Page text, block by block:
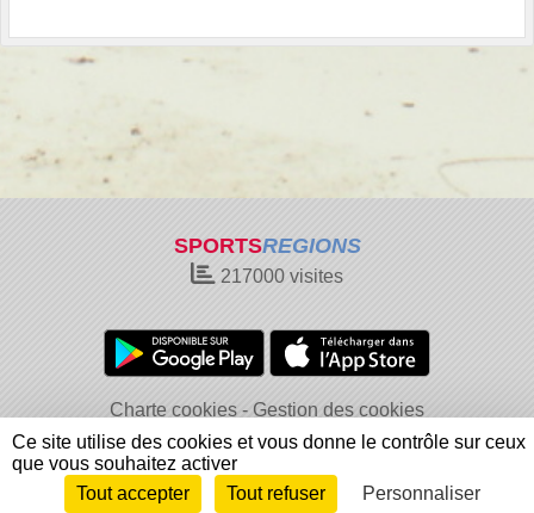
SPORTSREGIONS
217000 visites
Charte cookies
Gestion des cookies
Informations légales
Signaler un contenu inapproprié
Envie de participer ? Connexion
Ce site utilise des cookies et vous donne le contrôle sur ceux
que vous souhaitez activer
Tout accepter
Tout refuser Personnaliser